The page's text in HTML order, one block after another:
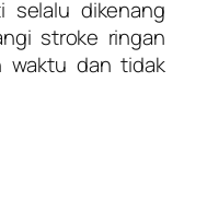
selalu dikenang
stroke ringan
waktu dan tidak